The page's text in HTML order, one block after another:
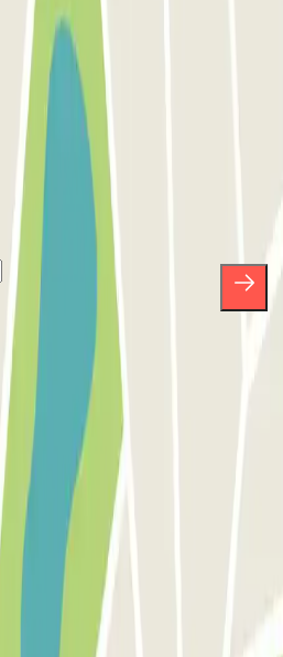
nieuwsbrief en
kortingen,
andere verrassingen.
u ons Privacybeleid voor het
van Parclick. Zonder
wanneer u maar wilt in